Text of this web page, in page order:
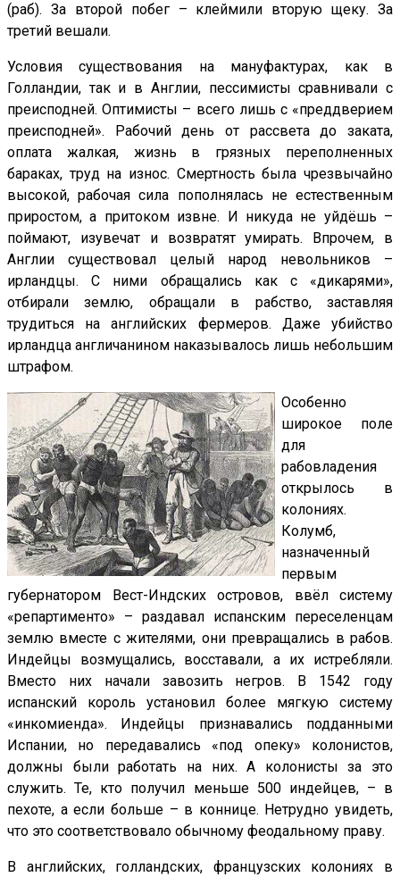
(раб). За второй побег – клеймили вторую щеку. За
третий вешали.
Условия существования на мануфактурах, как в
Голландии, так и в Англии, пессимисты сравнивали с
преисподней. Оптимисты – всего лишь с «преддверием
преисподней». Рабочий день от рассвета до заката,
оплата жалкая, жизнь в грязных переполненных
бараках, труд на износ. Смертность была чрезвычайно
высокой, рабочая сила пополнялась не естественным
приростом, а притоком извне. И никуда не уйдёшь –
поймают, изувечат и возвратят умирать. Впрочем, в
Англии существовал целый народ невольников –
ирландцы. С ними обращались как с «дикарями»,
отбирали землю, обращали в рабство, заставляя
трудиться на английских фермеров. Даже убийство
ирландца англичанином наказывалось лишь небольшим
штрафом.
Особенно
широкое поле
для
рабовладения
открылось в
колониях.
Колумб,
назначенный
первым
губернатором Вест-Индских островов, ввёл систему
«репартименто» – раздавал испанским переселенцам
землю вместе с жителями, они превращались в рабов.
Индейцы возмущались, восставали, а их истребляли.
Вместо них начали завозить негров. В 1542 году
испанский король установил более мягкую систему
«инкомиенда». Индейцы признавались подданными
Испании, но передавались «под опеку» колонистов,
должны были работать на них. А колонисты за это
служить. Те, кто получил меньше 500 индейцев, – в
пехоте, а если больше – в коннице. Нетрудно увидеть,
что это соответствовало обычному феодальному праву.
В английских, голландских, французских колониях в